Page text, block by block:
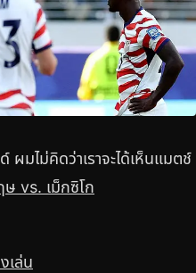
มไม่คิดว่าเราจะได้เห็นแมตช์
vs. เม็กซิโก
เล่น